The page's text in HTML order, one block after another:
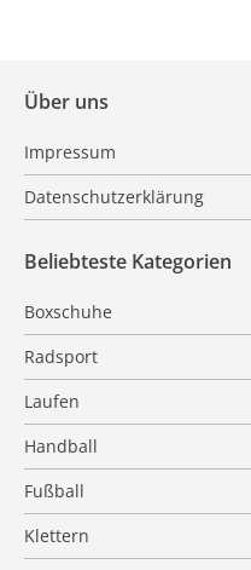
Über uns
Impressum
Datenschutzerklärung
Beliebteste Kategorien
Boxschuhe
Radsport
Laufen
Handball
Fußball
Klettern